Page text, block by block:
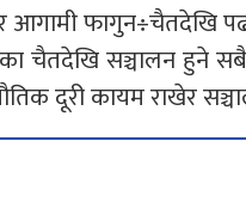
आगामी फागुन÷चैतदेखि
चैतदेखि सञ्चालन हुने
दूरी कायम राखेर